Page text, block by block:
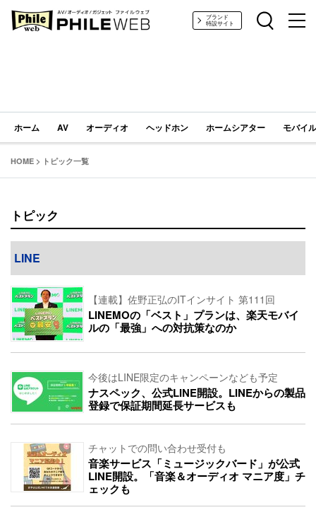
PHILE WEB｜AV/オーディオ/ガジェットブランド
特設サイト
ホーム AV オーディオ ヘッドホン ホームシアター モバイ
HOME > トピック一覧
トピック
LINE
【連載】佐野正弘のITインサイト 第111回
LINEMOの「ベスト」プランは、楽天モバイ
ルの「最強」への対抗策なのか
今後はLINE限定のキャンペーンなども予定
ナスペック、公式LINE開設。LINEからの製品
登録で保証期間延長サービスも
チャットでの問い合わせ受付も
音楽サービス「ミュージックバード」が公式
LINE開設。「音楽＆オーディオ マニア度」チ
ェックも